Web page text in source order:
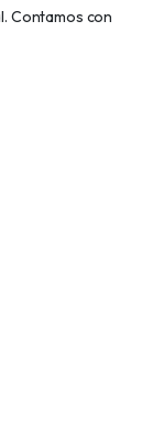
Contamos con